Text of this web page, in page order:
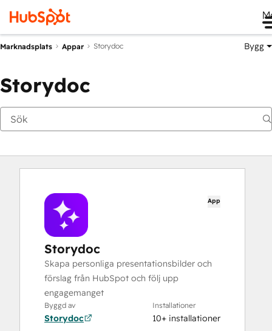
Marknadsplats Appar Storydoc Bygg
Storydoc
App
Storydoc
Skapa personliga presentationsbilder och
förslag från HubSpot och följ upp
engagemanget
Byggd av
Storydoc
Installationer
10+ installationer